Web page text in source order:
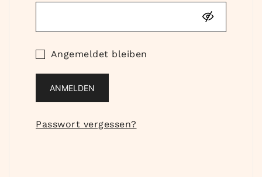
Angemeldet bleiben
ANMELDEN
Passwort vergessen?